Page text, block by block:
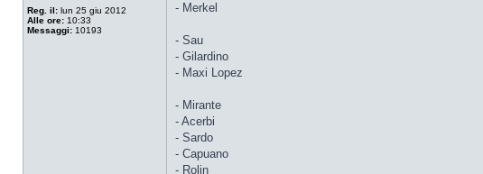
Reg. il: lun 25 giu 2012
Alle ore: 10:33
Messaggi: 10193
- Merkel
- Sau
- Gilardino
- Maxi Lopez
- Mirante
- Acerbi
- Sardo
- Capuano
- Rolin